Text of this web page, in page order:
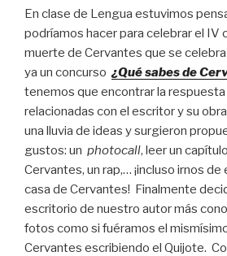
En clase de Lengua estuvimos
podríamos hacer para celebrar el IV
muerte de Cervantes que se
ya un concurso¿Qué sabes de
tenemos que encontrar la
relacionadas con el escritor y su
una lluvia de ideas y surgieron
gustos: un photocall, leer un
Cervantes, un rap,… ¡incluso irnos de
casa de Cervantes! Finalmente
escritorio de nuestro autor más
fotos como si fuéramos el
Cervantes escribiendo el Quijote.